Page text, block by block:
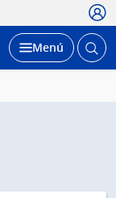
Desplegar
Menú Abrir